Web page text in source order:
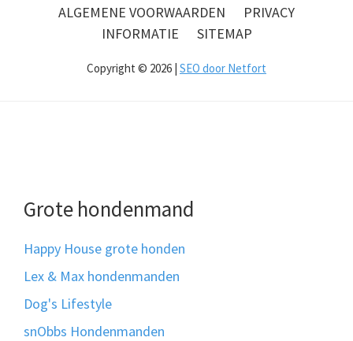
ALGEMENE VOORWAARDEN
PRIVACY
INFORMATIE
SITEMAP
Copyright © 2026 | SEO door Netfort
Grote hondenmand
Happy House grote honden
Lex & Max hondenmanden
Dog's Lifestyle
snObbs Hondenmanden